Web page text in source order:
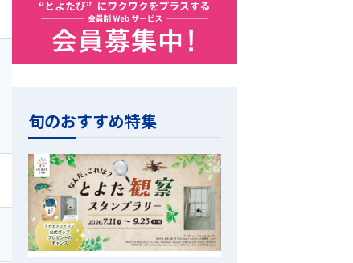
旬のおすすめ特集